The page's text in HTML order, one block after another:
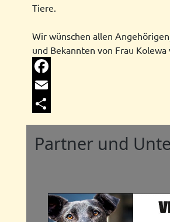
Tiere.
Wir wünschen allen
und Bekannten von Frau Kolewa
Facebook
Email
Share
Partner und